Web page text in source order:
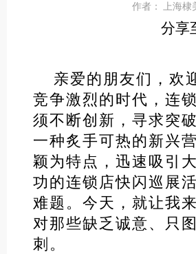
作者： 上海棣
分享
亲爱的朋友们，欢
竞争激烈的时代，连
须不断创新，寻求突
一种炙手可热的新兴
颖为特点，迅速吸引
功的连锁店快闪巡展
难题。今天，就让我
对那些缺乏诚意、只
刺。